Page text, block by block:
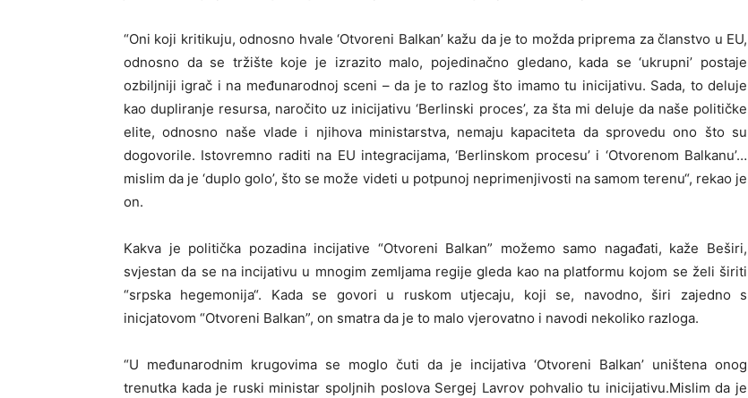
“Oni koji kritikuju, odnosno hvale ‘Otvoreni Balkan’ kažu da je to možda priprema za članstvo u EU,
odnosno da se tržište koje je izrazito malo, pojedinačno gledano, kada se ‘ukrupni’ postaje
ozbiljniji igrač i na međunarodnoj sceni – da je to razlog što imamo tu inicijativu. Sada, to deluje
kao dupliranje resursa, naročito uz inicijativu ‘Berlinski proces’, za šta mi deluje da naše političke
elite, odnosno naše vlade i njihova ministarstva, nemaju kapaciteta da sprovedu ono što su
dogovorile. Istovremno raditi na EU integracijama, ‘Berlinskom procesu’ i ‘Otvorenom Balkanu’…
mislim da je ‘duplo golo’, što se može videti u potpunoj neprimenjivosti na samom terenu“, rekao je
on.
Kakva je politička pozadina incijative “Otvoreni Balkan” možemo samo nagađati, kaže Beširi,
svjestan da se na incijativu u mnogim zemljama regije gleda kao na platformu kojom se želi širiti
“srpska hegemonija“. Kada se govori u ruskom utjecaju, koji se, navodno, širi zajedno s
inicjatovom “Otvoreni Balkan”, on smatra da je to malo vjerovatno i navodi nekoliko razloga.
“U međunarodnim krugovima se moglo čuti da je incijativa ‘Otvoreni Balkan’ uništena onog
trenutka kada je ruski ministar spoljnih poslova Sergej Lavrov pohvalio tu inicijativu.Mislim da je